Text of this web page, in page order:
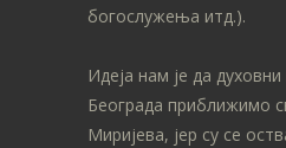
богослужења итд.).
Идеја нам је да
Београда приближимо
Миријева, јер су се